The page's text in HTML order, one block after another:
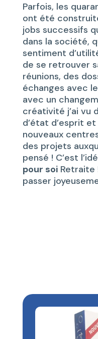
Parfois, les
ont été
jobs successifs
dans la société,
sentiment
de se retrouver
réunions, des
échanges avec
avec un
créativité j’ai vu
d’état d’esprit
nouveaux
des projets
pensé ! C’est
pour soiRetraite
passer